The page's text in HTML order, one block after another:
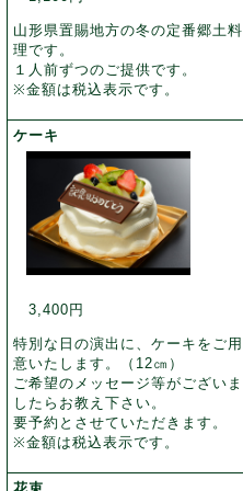
山形県置賜地方の冬の定番郷土料
理です。
１人前ずつのご提供です。
※金額は税込表示です。
ケーキ
3,400円
特別な日の演出に、ケーキをご用
意いたします。（12㎝）
ご希望のメッセージ等がございま
したらお教え下さい。
要予約とさせていただきます。
※金額は税込表示です。
花束